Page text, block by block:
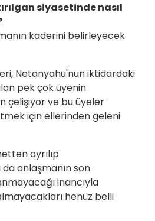
siyasetinde nasıl
kaderini belirleyecek
Netanyahu'nun iktidardaki
pek çok üyenin
çelişiyor ve bu üyeler
için ellerinden geleni
ayrılıp
anlaşmanın son
inancıyla
henüz belli